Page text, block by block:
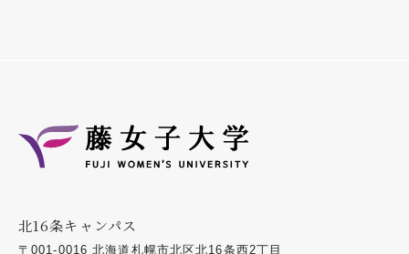
北16条キャンパス
〒001-0016 北海道札幌市北区北16条西2丁目